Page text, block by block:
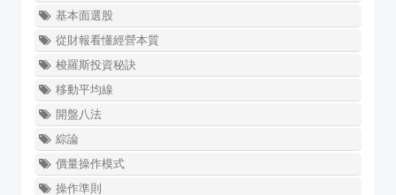
基本面選股
從財報看懂經營本質
梭羅斯投資秘訣
移動平均線
開盤八法
綜論
價量操作模式
操作準則